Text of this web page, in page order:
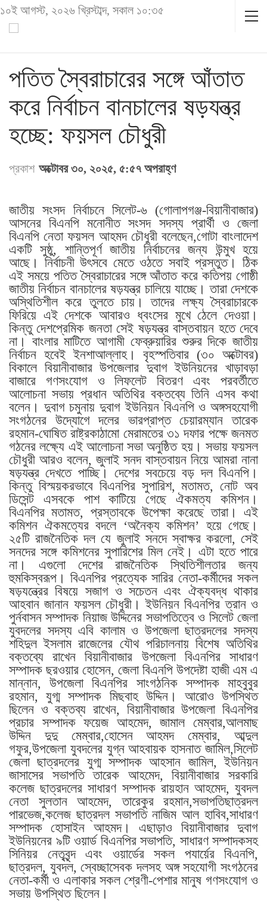
১০ই আগস্ট, ২০২৬ খ্রিস্টাব্দ, সকাল ১০:৩৫
পতিত স্বৈরাচারের সঙ্গে আঁতাত
করে নির্বাচন বানচালের ষড়যন্ত্র
হচ্ছে: ফয়সল চৌধুরী
প্রকাশ অক্টোবর ৩০, ২০২৫, ৫:৫৭ অপরাহ্ণ
জাতীয় সংসদ নির্বাচনে সিলেট-৬ (গোলাপগঞ্জ-বিয়ানীবাজার)
আসনের বিএনপি মনোনীত সংসদ সদস্য প্রার্থী ও জেলা
বিএনপি নেতা ফয়সল আহমদ চৌধুরী বলেছেন,গোটা বাংলাদেশ
একটি সুষ্ঠু, শান্তিপূর্ণ জাতীয় নির্বাচনের জন্য উন্মুখ হয়ে
আছে। নির্বাচনী উৎসবে মেতে ওঠতে সবাই প্রস্তুত। ঠিক
এই সময়ে পতিত স্বৈরাচারের সঙ্গে আঁতাত করে কতিপয় গোষ্ঠী
জাতীয় নির্বাচন বানচালের ষড়যন্ত্র চালিয়ে যাচ্ছে। তারা দেশকে
অস্থিতিশীল করে তুলতে চায়। তাদের লক্ষ্য স্বৈরাচারকে
ফিরিয়ে এই দেশকে আবারও ধ্বংসের মুখে ঠেলে দেওয়া।
কিন্তু দেশপ্রেমিক জনতা সেই ষড়যন্ত্র বাস্তবায়ন হতে দেবে
না। বাংলার মাটিতে আগামী ফেব্রুয়ারির শুরুর দিকে জাতীয়
নির্বাচন হবেই ইনশাআল্লাহ। বৃহস্পতিবার (৩০ অক্টোবর)
বিকালে বিয়ানীবাজার উপজেলার দুবাগ ইউনিয়নের খাড়াবড়া
বাজারে গণসংযোগ ও লিফলেট বিতরণ এবং পরবর্তীতে
আলোচনা সভায় প্রধান অতিথির বক্তব্যে তিনি এসব কথা
বলেন। দুবাগ চমুনায় দুবাগ ইউনিয়ন বিএনপি ও অঙ্গসহযোগী
সংগঠনের উদ্যোগে দলের ভারপ্রাপ্ত চেয়ারম্যান তারেক
রহমান-ঘোষিত রাষ্ট্রকাঠামো মেরামতের ৩১ দফার পক্ষে জনমত
গঠনের লক্ষ্যে এই আলোচনা সভা অনুষ্ঠিত হয়। সভায় ফয়সল
চৌধুরী আরও বলেন, জুলাই সনদ বাস্তবায়ন নিয়ে আমরা নানা
ষড়যন্ত্র দেখতে পাচ্ছি। দেশের সবচেয়ে বড় দল বিএনপি।
কিন্তু বিস্ময়করভাবে বিএনপির সুপারিশ, মতামত, নোট অব
ডিসেন্ট এসবকে পাশ কাটিয়ে গেছে ঐকমত্য কমিশন।
বিএনপির মতামত, প্রস্তাবকে উপেক্ষা করেছে তারা। এই
কমিশন ঐকমত্যের বদলে ‘অনৈক্য কমিশন’ হয়ে গেছে।
২৫টি রাজনৈতিক দল যে জুলাই সনদে স্বাক্ষর করলো, সেই
সনদের সঙ্গে কমিশনের সুপারিশের মিল নেই। এটা হতে পারে
না। এগুলো দেশের রাজনৈতিক স্থিতিশীলতার জন্য
হুমকিস্বরূপ। বিএনপির প্রত্যেক সারির নেতা-কর্মীদের সকল
ষড়যন্ত্রের বিষয়ে সজাগ ও সচেতন এবং ঐক্যবদ্ধ থাকার
আহবান জানান ফয়সল চৌধুরী। ইউনিয়ন বিএনপির ত্রান ও
পুর্নবাসন সম্পাদক নিয়াজ উদ্দিনের সভাপতিত্বে ও সিলেট জেলা
যুবদলের সদস্য এবি কালাম ও উপজেলা ছাত্রদলের সদস্য
শহিদুল ইসলাম রাজেলের যৌথ পরিচালনায় বিশেষ অতিথির
বক্তব্যে রাখেন বিয়ানীবাজার উপজেলা বিএনপির সাধারণ
সম্পাদক ছরওয়ার হোসেন, জেলা বিএনপি উপদেষ্টা হাজী এম এ
মান্নান, উপজেলা বিএনপির সাংগঠনিক সম্পাদক মাহবুবুর
রহমান, যুগ্ম সম্পাদক মিছবাহ উদ্দিন। আরোও উপস্থিত
ছিলেন ও বক্তব্য রাখেন, বিয়ানীবাজার উপজেলা বিএনপির
প্রচার সম্পাদক ফয়েজ আহমেদ, জামাল মেম্বার,আলমাছ
উদ্দিন দুদু মেম্বার,হোসেন আহমদ মেম্বার, আব্দুল
গফুর,উপজেলা যুবদলের যুগ্ন আহবায়ক হাসনাত জামিল,সিলেট
জেলা ছাত্রদলের যুগ্ম সম্পাদক আহসান জামিল, ইউনিয়ন
জাসাসের সভাপতি তারেক আহমেদ, বিয়ানীবাজার সরকারি
কলেজ ছাত্রদলের সাধারণ সম্পাদক রায়হান আহমেদ, যুবদল
নেতা সুলতান আহমেদ, তারেকুর রহমান,সভাপতিছাত্রদল
পারভেজ,কলেজ ছাত্রদল সভাপতি নাজিম আল হাবিব,সাধারণ
সম্পাদক হোসাইন আহমদ। এছাড়াও বিয়ানীবাজার দুবাগ
ইউনিয়নের ৯টি ওয়ার্ড বিএনপির সভাপতি, সাধারণ সম্পাদকসহ
সিনিয়র নেতৃবৃন্দ এবং ওয়ার্ডের সকল পযার্য়ের বিএনপি,
ছাত্রদল, যুবদল, স্বেচ্ছাসেবক দলসহ অঙ্গ সহযোগী সংগঠনের
নেতা-কর্মী ও এলাকার সকল শ্রেণী-পেশার মানুষ গণসংযোগ ও
সভায় উপস্থিত ছিলেন।